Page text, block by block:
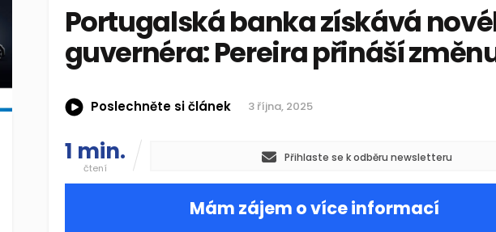
Portugalská banka získává
guvernéra: Pereira přináší
Poslechněte si článek 3 října, 2025
1 min.
čtení
Přihlaste se k odběru newsletteru
Mám zájem o více informací